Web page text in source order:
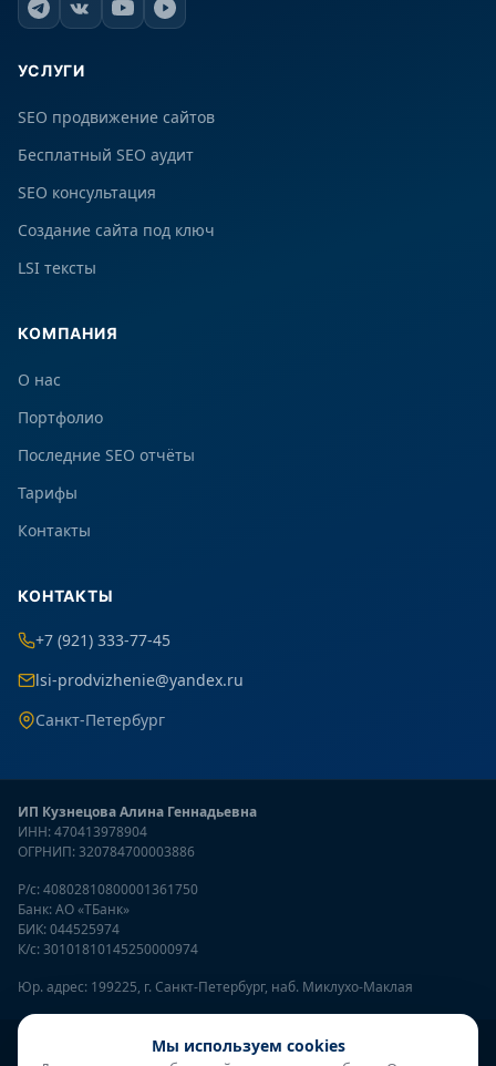
УСЛУГИ
SEO продвижение сайтов
Бесплатный SEO аудит
SEO консультация
Создание сайта под ключ
LSI тексты
КОМПАНИЯ
О нас
Портфолио
Последние SEO отчёты
Тарифы
Контакты
КОНТАКТЫ
+7 (921) 333-77-45
lsi-prodvizhenie@yandex.ru
Санкт-Петербург
ИП Кузнецова Алина Геннадьевна
ИНН: 470413978904
ОГРНИП: 320784700003886
Р/с: 40802810800001361750
Банк: АО «ТБанк»
БИК: 044525974
К/с: 30101810145250000974
Юр. адрес: 199225, г. Санкт-Петербург, наб. Миклухо-Маклая
LSI Продвижение— SEO продвижение сайтов. Все права
Мы используем cookies
● онлайн